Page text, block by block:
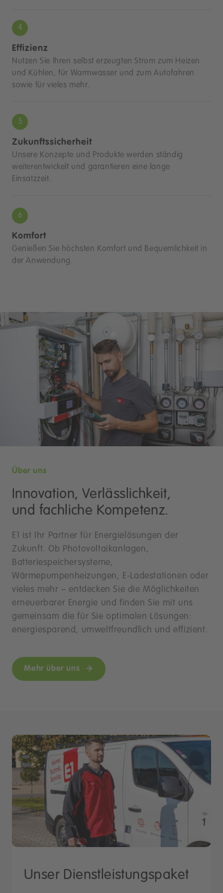
Effizienz
Nutzen Sie Ihren selbst erzeugten Strom zum Heizen
und Kühlen, für Warmwasser und zum Autofahren
sowie für vieles mehr.
Zukunftssicherheit
Unsere Konzepte und Produkte werden ständig
weiterentwickelt und garantieren eine lange
Einsatzzeit.
Komfort
Genießen Sie höchsten Komfort und Bequemlichkeit in
der Anwendung.
Über uns
Innovation, Verlässlichkeit,
und fachliche Kompetenz.
E1 ist Ihr Partner für Energielösungen der
Zukunft. Ob Photovoltaikanlagen,
Batteriespeichersysteme,
Wärmepumpenheizungen, E-Ladestationen oder
vieles mehr – entdecken Sie die Möglichkeiten
erneuerbarer Energie und finden Sie mit uns
gemeinsam die für Sie optimalen Lösungen:
energiesparend, umweltfreundlich und effizient.
Mehr über uns
Unser Dienstleistungspaket